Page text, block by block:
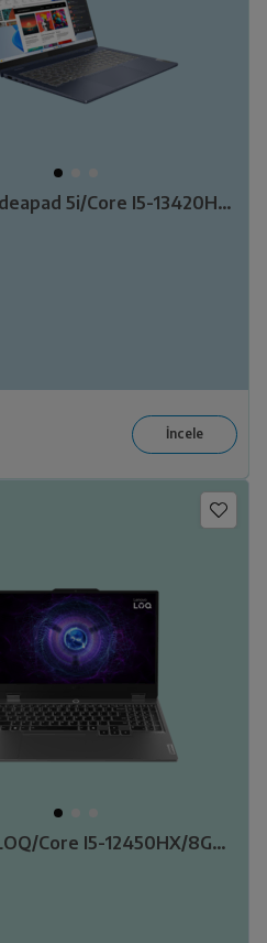
LENOVO Ideapad 5i/Core I5-13420H/8GB RAM/512GB SSD/14" WUXGA/W11/83KX005CTR
LENOVO LOQ/Core I5-12450HX/8GB RAM/512GB SSD/RTX 2050 4GB/15.6" FHD/W11/83GS00KNTR